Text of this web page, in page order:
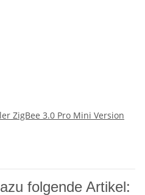
ZigBee 3.0 Pro Mini Version
folgende Artikel: